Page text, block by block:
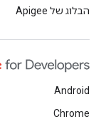
הבלוג של Apigee
Android
Chrome